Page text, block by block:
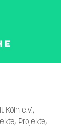
Köln e.V.,
, Projekte,